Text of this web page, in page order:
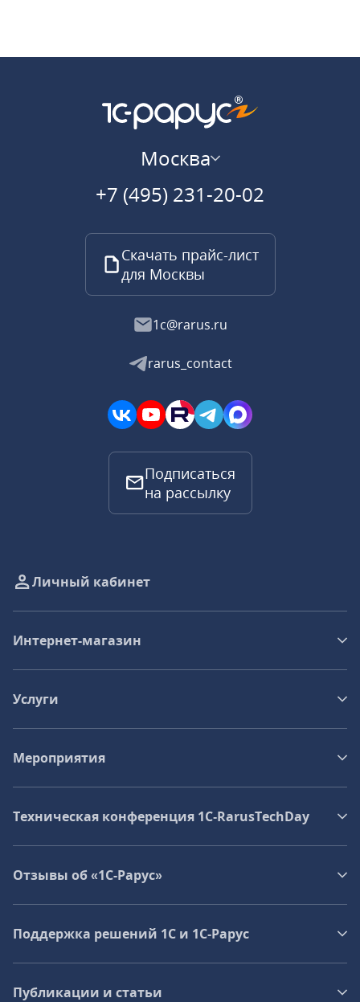
Москва
+7 (495) 231-20-02
Скачать прайс-лист
для Москвы
1c@rarus.ru
rarus_contact
Подписаться
на рассылку
Личный кабинет
Интернет-магазин
Услуги
Мероприятия
Техническая конференция 1C‑RarusTechDay
Отзывы об «1С-Рарус»
Поддержка решений 1С и 1С‑Рарус
Публикации и статьи